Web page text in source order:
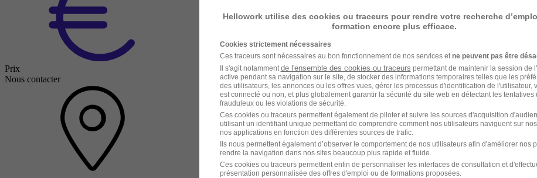
Prix
Nous contacter
Hellowork utilise des cookies ou traceurs pour rendre votre recherche
formation encore plus efficace.
Cookies strictement nécessaires
Ces traceurs sont nécessaires au bon fonctionnement de nos services et ne peuvent pas être
Il s'agit notamment de l'ensemble des cookies ou traceurs permettant de maintenir la session de
active pendant sa navigation sur le site, de stocker des informations temporaires telles que les
des utilisateurs, les annonces ou les offres vues, gérer les processus d'identification de l'utilisateur,
est connecté ou non, et plus globalement garantir la sécurité du site web en détectant les tentatives
frauduleux ou les violations de sécurité.
Ces cookies ou traceurs permettent également de piloter et suivre les sources d'acquisition
utilisant un identifiant unique permettant de comprendre comment nos utilisateurs naviguent sur
nos applications en fonction des différentes sources de trafic.
Ils nous permettent également d’observer le comportement de nos utilisateurs afin d'améliorer nos
rendre la navigation dans nos sites beaucoup plus rapide et fluide.
Ces cookies ou traceurs permettent enfin de personnaliser les interfaces de consultation et
présentation personnalisée des offres d'emploi ou de formations proposées.